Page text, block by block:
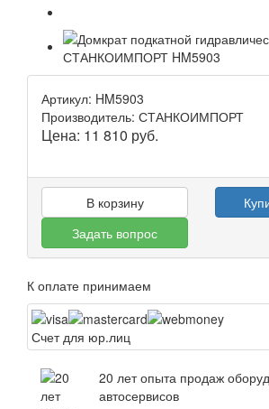
Артикул: HM5903
Производитель: СТАНКОИМПОРТ
Цена: 11 810 руб.
В корзину
Задать вопрос
К оплате принимаем
Счет для юр.лиц
20 лет опыта продаж
автосервисов